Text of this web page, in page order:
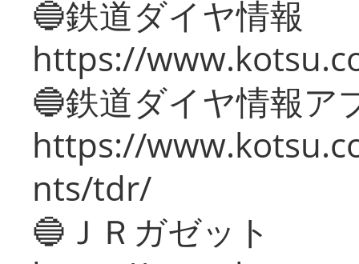
🔵鉄道ダイヤ情報
https://
🔵鉄道ダイヤ情報ア
https://
nts/tdr/
🔵ＪＲガゼット